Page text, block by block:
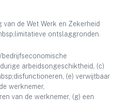
de Wet Werk en Zekerheid
ontslaggronden.
bedrijfseconomische
arbeidsongeschiktheid, (c)
(e) verwijtbaar
werknemer,
van de werknemer, (g) een